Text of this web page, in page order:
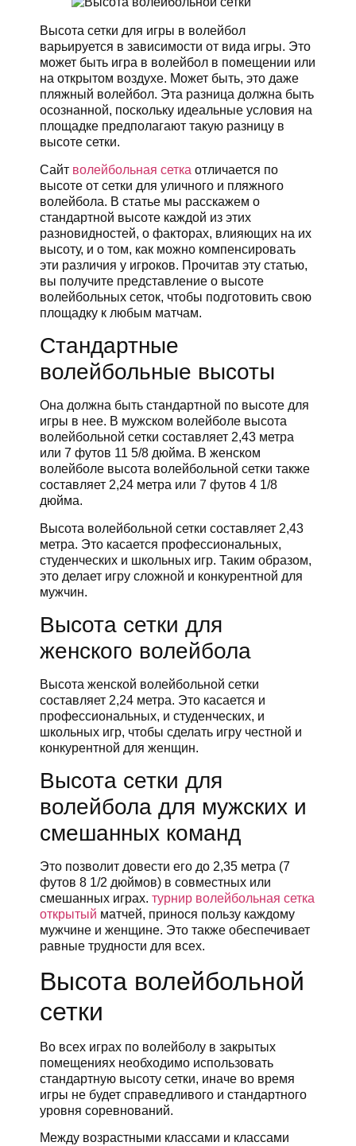
Высота сетки для игры в волейбол
варьируется в зависимости от вида игры. Это
может быть игра в волейбол в помещении или
на открытом воздухе. Может быть, это даже
пляжный волейбол. Эта разница должна быть
осознанной, поскольку идеальные условия на
площадке предполагают такую разницу в
высоте сетки.
Сайт волейбольная сетка отличается по
высоте от сетки для уличного и пляжного
волейбола. В статье мы расскажем о
стандартной высоте каждой из этих
разновидностей, о факторах, влияющих на их
высоту, и о том, как можно компенсировать
эти различия у игроков. Прочитав эту статью,
вы получите представление о высоте
волейбольных сеток, чтобы подготовить свою
площадку к любым матчам.
Стандартные
волейбольные высоты
Она должна быть стандартной по высоте для
игры в нее. В мужском волейболе высота
волейбольной сетки составляет 2,43 метра
или 7 футов 11 5/8 дюйма. В женском
волейболе высота волейбольной сетки также
составляет 2,24 метра или 7 футов 4 1/8
дюйма.
Высота волейбольной сетки составляет 2,43
метра. Это касается профессиональных,
студенческих и школьных игр. Таким образом,
это делает игру сложной и конкурентной для
мужчин.
Высота сетки для
женского волейбола
Высота женской волейбольной сетки
составляет 2,24 метра. Это касается и
профессиональных, и студенческих, и
школьных игр, чтобы сделать игру честной и
конкурентной для женщин.
Высота сетки для
волейбола для мужских и
смешанных команд
Это позволит довести его до 2,35 метра (7
футов 8 1/2 дюймов) в совместных или
смешанных играх. турнир волейбольная сетка
открытый матчей, принося пользу каждому
мужчине и женщине. Это также обеспечивает
равные трудности для всех.
Высота волейбольной
сетки
Во всех играх по волейболу в закрытых
помещениях необходимо использовать
стандартную высоту сетки, иначе во время
игры не будет справедливого и стандартного
уровня соревнований.
Между возрастными классами и классами